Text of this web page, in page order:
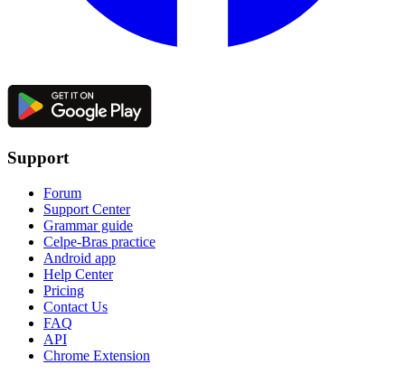
Support
Forum
Support Center
Grammar guide
Celpe-Bras practice
Android app
Help Center
Pricing
Contact Us
FAQ
API
Chrome Extension